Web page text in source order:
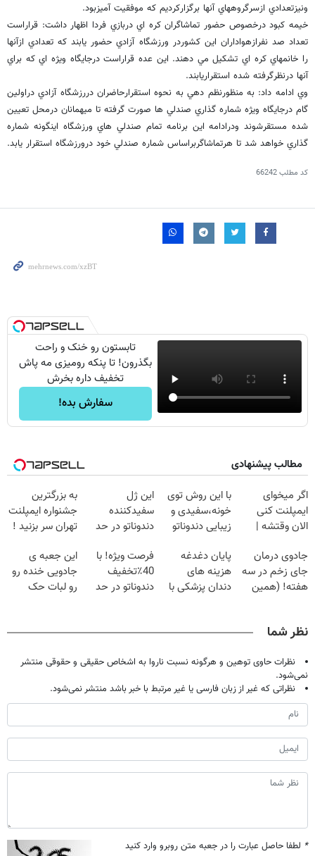
ونيزتعدادي ازسرگروههاي آنها برگزاركرديم كه موفقيت آميزبود.
خيمه كبود درخصوص حضور تماشاگران كره اي دربازي فردا اظهار داشت: قراراست
تعداد صد نفرازهواداران اين كشوردر ورزشگاه آزادي حضور يابند كه تعدادي ازآنها
را خانمهاي كره اي تشكيل مي دهند. اين عده قراراست درجايگاه ويژه اي كه براي
آنها درنظرگرفته شده استقراريابند.
وي ادامه داد: به منظورنظم دهي به نحوه استقرارحاضران دررزشگاه آزادي دراولين
گام درجايگاه ويژه شماره گذاري صندلي ها صورت گرفته تا ميهمانان درمحل تعيين
شده مستقرشوند ودرادامه اين برنامه تمام صندلي هاي ورزشگاه اينگونه شماره
گذاري خواهد شد تا هرتماشاگربراساس شماره صندلي خود درورزشگاه استقرار يابد.
کد مطلب66242
تابستون رو خنک و راحت
بگذرون! تا پنکه رومیزی مه پاش
تخفیف داره بخرش
سفارش بده!
مطالب پیشنهادی
اگر میخوای
ایمپلنت کنی
الان وقتشه |
میلیون تومان!!!
با این روش توی
خونه،سفیدی و
زیبایی دندوناتو
(40%off)
این ژل
سفیدکننده
دندوناتو در حد
میکنه
(40%تخفیف)
به بزرگترین
جشنواره ایمپلنت
تهران سر بزنید !
میلیون !
جادوی درمان
جای زخم در سه
هفته! (همین
پایان دغدغه
هزینه های
دندان پزشکی با
فرصت ویژه! با
40٪تخفیف
دندوناتو در حد
این جعبه ی
جادویی خنده رو
رو لبات حک
نظر شما
نظرات حاوی توهین و هرگونه نسبت ناروا به اشخاص حقیقی و حقوقی منتشر
نمی‌شود.
نظراتی که غیر از زبان فارسی یا غیر مرتبط با خبر باشد منتشر نمی‌شود.
* لطفا حاصل عبارت را در جعبه متن روبرو وارد کنید